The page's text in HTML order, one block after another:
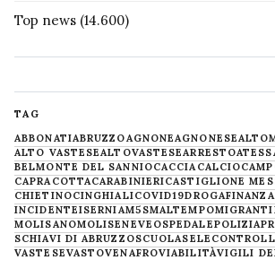
Top news (14.600)
TAG
ABBONATIABRUZZOAGNONEAGNONESE
ALTO VASTESEALTOVASTESEARRESTO
BELMONTE DEL SANNIOCACCIACALCIO
CAPRACOTTACARABINIERICASTIGLIONE
CHIETINOCINGHIALICOVID19DROGAFINANZA
INCIDENTEISERNIAM5SMALTEMPOMIGRANTI
MOLISANOMOLISENEVE OSPEDALEPOLIZIA
SCHIAVI DI ABRUZZOSCUOLA
VASTESEVASTOVENAFROVIABILITÀVIGILI